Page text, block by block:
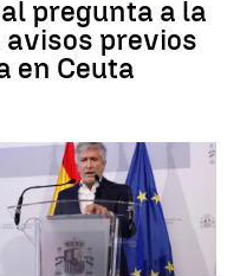
pregunta a la
avisos previos
en Ceuta